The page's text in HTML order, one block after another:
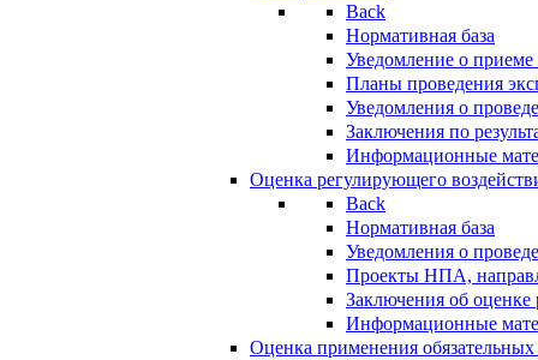
Back
Нормативная база
Уведомление о
Планы проведения
Уведомления о
Заключения по
Информационные
Оценка регулирующего
Back
Нормативная база
Уведомления о
Проекты НПА,
Заключения об
Информационные
Оценка применения